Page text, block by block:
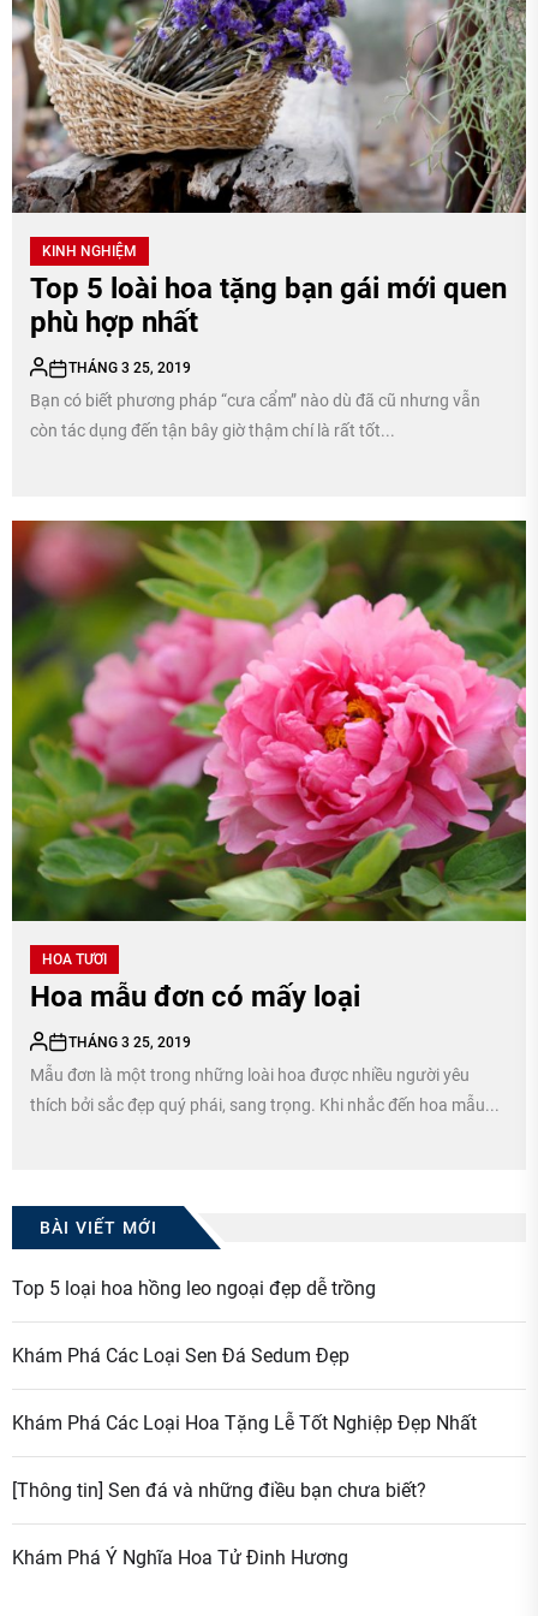
KINH NGHIỆM
Top 5 loài hoa tặng bạn gái mới quen
phù hợp nhất
THÁNG 3 25, 2019
Bạn có biết phương pháp “cưa cẩm” nào dù đã cũ nhưng vẫn
còn tác dụng đến tận bây giờ thậm chí là rất tốt...
HOA TƯƠI
Hoa mẫu đơn có mấy loại
THÁNG 3 25, 2019
Mẫu đơn là một trong những loài hoa được nhiều người yêu
thích bởi sắc đẹp quý phái, sang trọng. Khi nhắc đến hoa mẫu...
BÀI VIẾT MỚI
Top 5 loại hoa hồng leo ngoại đẹp dễ trồng
Khám Phá Các Loại Sen Đá Sedum Đẹp
Khám Phá Các Loại Hoa Tặng Lễ Tốt Nghiệp Đẹp Nhất
[Thông tin] Sen đá và những điều bạn chưa biết?
Khám Phá Ý Nghĩa Hoa Tử Đinh Hương